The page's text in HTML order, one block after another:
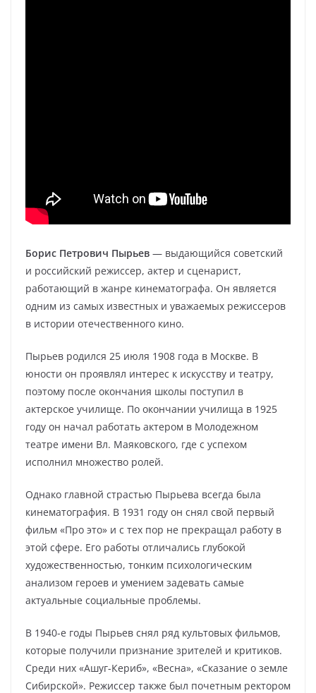
Борис Петрович Пырьев — выдающийся советский
и российский режиссер, актер и сценарист,
работающий в жанре кинематографа. Он является
одним из самых известных и уважаемых режиссеров
в истории отечественного кино.
Пырьев родился 25 июля 1908 года в Москве. В
юности он проявлял интерес к искусству и театру,
поэтому после окончания школы поступил в
актерское училище. По окончании училища в 1925
году он начал работать актером в Молодежном
театре имени Вл. Маяковского, где с успехом
исполнил множество ролей.
Однако главной страстью Пырьева всегда была
кинематография. В 1931 году он снял свой первый
фильм «Про это» и с тех пор не прекращал работу в
этой сфере. Его работы отличались глубокой
художественностью, тонким психологическим
анализом героев и умением задевать самые
актуальные социальные проблемы.
В 1940-е годы Пырьев снял ряд культовых фильмов,
которые получили признание зрителей и критиков.
Среди них «Ашуг-Кериб», «Весна», «Сказание о земле
Сибирской». Режиссер также был почетным ректором